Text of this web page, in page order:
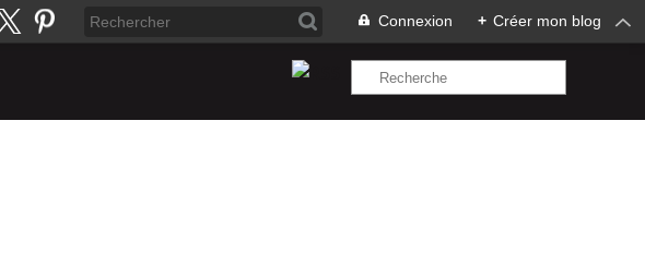
Connexion + Créer mon blog